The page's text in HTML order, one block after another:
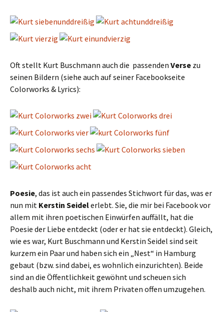
Oft stellt Kurt Buschmann auch die passenden Verse zu
seinen Bildern (siehe auch auf seiner Facebookseite
Colorworks & Lyrics):
Poesie, das ist auch ein passendes Stichwort für das, was er
nun mit Kerstin Seidelerlebt. Sie, die mir bei Facebook vor
allem mit ihren poetischen Einwürfen auffällt, hat die
Poesie der Liebe entdeckt (oder er hat sie entdeckt). Gleich,
wie es war, Kurt Buschmann und Kerstin Seidel sind seit
kurzem ein Paar und haben sich ein „Nest“ in Hamburg
gebaut (bzw. sind dabei, es wohnlich einzurichten). Beide
sind an die Öffentlichkeit gewöhnt und scheuen sich
deshalb auch nicht, mit ihrem Privaten offen umzugehen.